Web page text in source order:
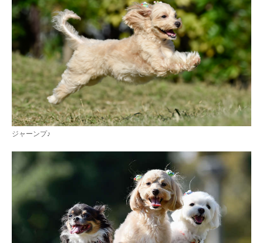
ジャーンプ♪